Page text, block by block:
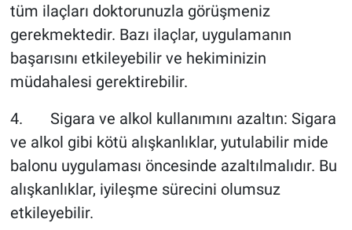
tüm ilaçları doktorunuzla görüşmeniz
gerekmektedir. Bazı ilaçlar, uygulamanın
başarısını etkileyebilir ve hekiminizin
müdahalesi gerektirebilir.
4. Sigara ve alkol kullanımını azaltın: Sigara
ve alkol gibi kötü alışkanlıklar, yutulabilir mide
balonu uygulaması öncesinde azaltılmalıdır. Bu
alışkanlıklar, iyileşme sürecini olumsuz
etkileyebilir.